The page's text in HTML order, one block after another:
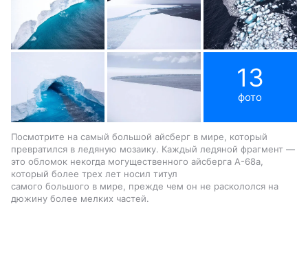
13
фото
Посмотрите на самый большой айсберг в мире, который
превратился в ледяную мозаику. Каждый ледяной фрагмент —
это обломок некогда могущественного айсберга A-68a,
который более трех лет носил титул
самого большого в мире, прежде чем он не раскололся на
дюжину более мелких частей.